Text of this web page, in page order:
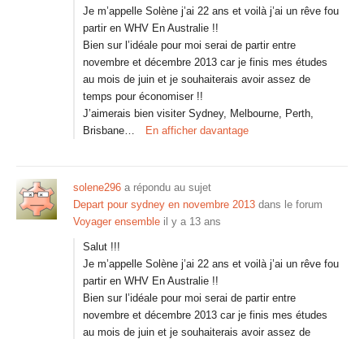
Je m’appelle Solène j’ai 22 ans et voilà j’ai un rêve fou
partir en WHV En Australie !!
Bien sur l’idéale pour moi serai de partir entre
novembre et décembre 2013 car je finis mes études
au mois de juin et je souhaiterais avoir assez de
temps pour économiser !!
J’aimerais bien visiter Sydney, Melbourne, Perth,
Brisbane…
En afficher davantage
solene296 a répondu au sujet
Depart pour sydney en novembre 2013 dans le forum
Voyager ensemble il y a 13 ans
Salut !!!
Je m’appelle Solène j’ai 22 ans et voilà j’ai un rêve fou
partir en WHV En Australie !!
Bien sur l’idéale pour moi serai de partir entre
novembre et décembre 2013 car je finis mes études
au mois de juin et je souhaiterais avoir assez de